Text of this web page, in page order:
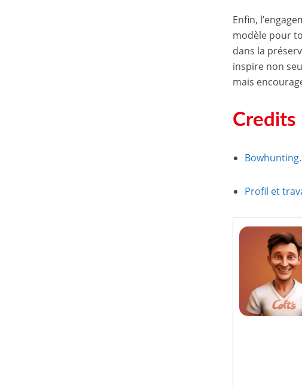
Enfin,
modèle pour
dans la
inspire non
mais
Credits
Profil et